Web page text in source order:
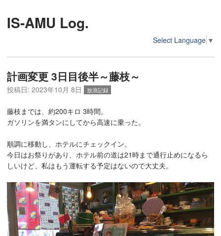
IS-AMU Log.
Select Language ▼
計画変更 3日目後半～藤枝～
投稿日: 2023年10月 8日 放浪記録
藤枝までは、約200キロ 3時間。
ガソリンを満タンにしてから高速に乗った。
順調に移動し、ホテルにチェックイン。
今日はお祭りがあり、ホテル前の道は21時まで通行止めになるら
しいけど、私はもう運転する予定はないので大丈夫。